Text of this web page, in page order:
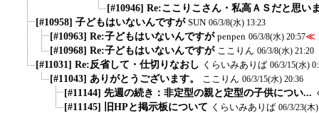
[#10946] Re:ここりこさん・私高ＡＳだと思い
[#10958] 子どもはいないんですが SUN 06/3/8(水) 13:23
[#10963] Re:子どもはいないんですが penpen 06/3/8(水) 20:57≪
[#10968] Re:子どもはいないんですが ここりん 06/3/8(水) 21:20
[#11031] Re:反省して・仕切りなおし くらいみありば 06/3/15(水)
[#11043] ありがとうございます。 ここりん 06/3/15(水) 20:36
[#11144] 先週の続き：非定型の親と定型の子供につい...
[#11145] 旧HPと掲示板について くらいみありば 06/3/23(木